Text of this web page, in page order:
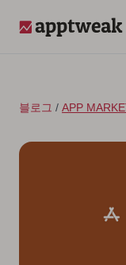
블로그 / APP